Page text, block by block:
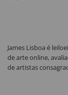
James Lisboa é
de arte online,
de artistas